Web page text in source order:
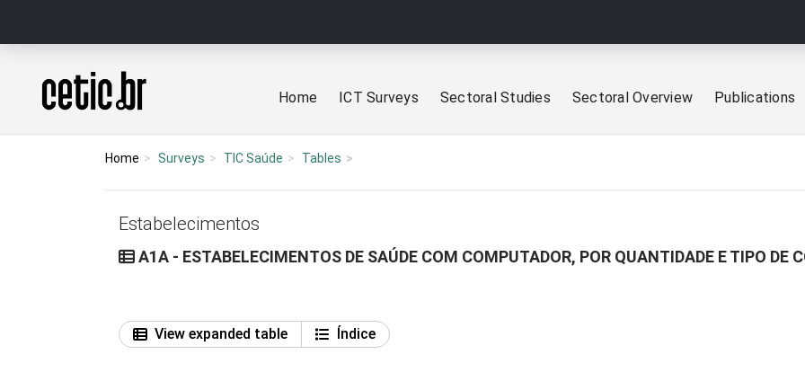
Página inicial
Home ICT Surveys Sectoral Studies Sectoral Overview Publications
Home Surveys TIC Saúde Tables
Estabelecimentos
A1A - ESTABELECIMENTOS DE SAÚDE COM COMPUTADOR, POR QUANTIDADE E TIPO DE
View expanded table
Índice